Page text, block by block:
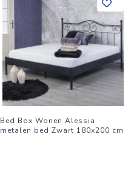
Bed Box Wonen Alessia
metalen bed Zwart 180x200 cm